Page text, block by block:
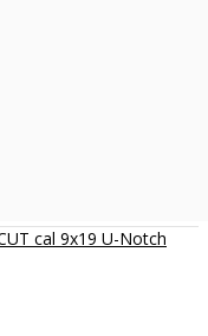
cal 9x19 U-Notch